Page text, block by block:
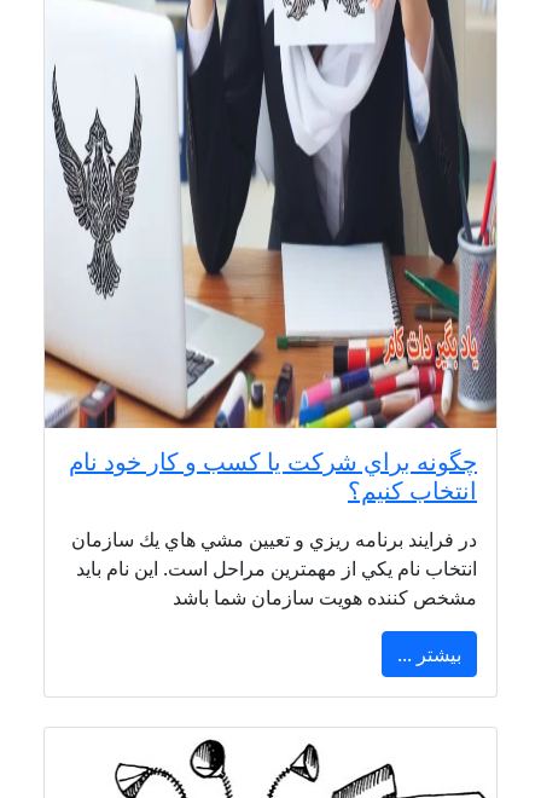
چگونه براي شركت يا كسب و كار خود نام
انتخاب كنيم؟
در فرايند برنامه ريزي و تعيين مشي هاي يك سازمان
انتخاب نام يكي از مهمترين مراحل است. اين نام بايد
مشخص كننده هويت سازمان شما باشد
بیشتر ...